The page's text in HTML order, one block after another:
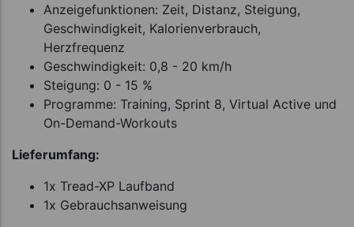
Anzeigefunktionen: Zeit, Distanz, Steigung,
Geschwindigkeit, Kalorienverbrauch,
Herzfrequenz
Geschwindigkeit: 0,8 - 20 km/h
Steigung: 0 - 15 %
Programme: Training, Sprint 8, Virtual Active und
On-Demand-Workouts
Lieferumfang:
1x Tread-XP Laufband
1x Gebrauchsanweisung